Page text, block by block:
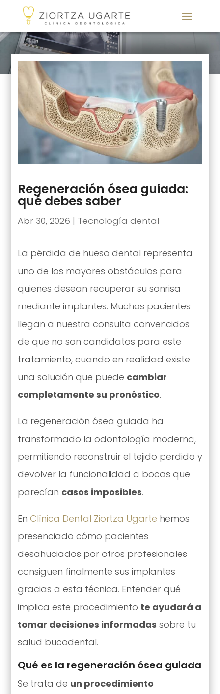
Regeneración ósea guiada:
qué debes saber
Abr 30, 2026 | Tecnología dental
La pérdida de hueso dental representa
uno de los mayores obstáculos para
quienes desean recuperar su sonrisa
mediante implantes. Muchos pacientes
llegan a nuestra consulta convencidos
de que no son candidatos para este
tratamiento, cuando en realidad existe
una solución que puede cambiar
completamente su pronóstico.
La regeneración ósea guiada ha
transformado la odontología moderna,
permitiendo reconstruir el tejido perdido y
devolver la funcionalidad a bocas que
parecían casos imposibles.
En Clínica Dental Ziortza Ugarte hemos
presenciado cómo pacientes
desahuciados por otros profesionales
consiguen finalmente sus implantes
gracias a esta técnica. Entender qué
implica este procedimiento te ayudará a
tomar decisiones informadas sobre tu
salud bucodental.
Qué es la regeneración ósea guiada
Se trata de un procedimiento